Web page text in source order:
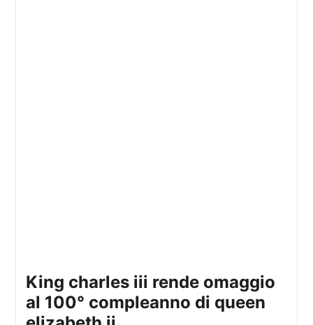
king charles iii rende omaggio
al 100° compleanno di queen